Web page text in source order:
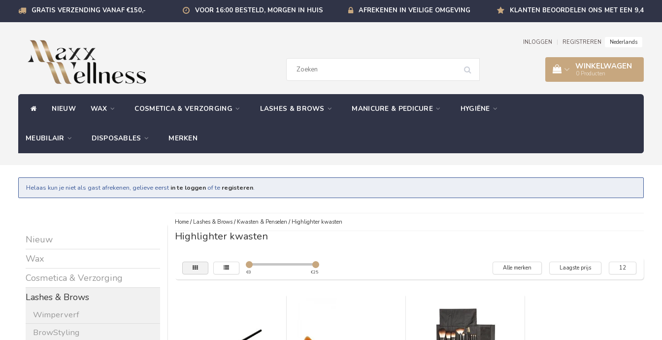
GRATIS VERZENDING VANAF €150,- VOOR 16:00 BESTELD, MORGEN IN HUIS AFREKENEN IN VEILIGE OMGEVING KLANTEN BEOORDELEN ONS MET EEN 9,4
INLOGGEN REGISTREREN Nederlands
WINKELWAGEN
0 Producten
NIEUW WAX COSMETICA & VERZORGING LASHES & BROWS MANICURE & PEDICURE HYGIËNE
MEUBILAIR DISPOSABLES MERKEN
Helaas kun je niet als gast afrekenen, gelieve eerst in te loggen of te registeren.
Nieuw
Wax
Cosmetica & Verzorging
Lashes & Brows
Wimperverf
BrowStyling
Home/ Lashes & Brows/ Kwasten & Penselen / Highlighter kwasten
Highlighter kwasten
€0 €25
Alle merken Laagste prijs 12